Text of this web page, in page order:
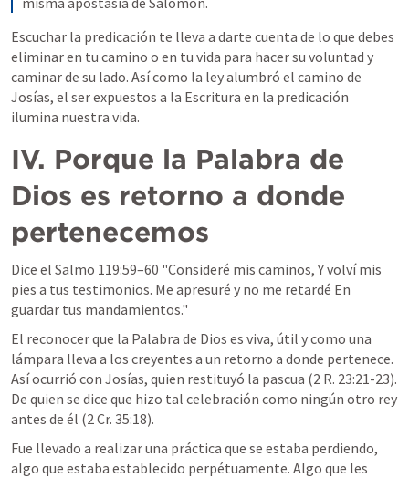
Escuchar la predicación te lleva a darte cuenta de lo que debes
eliminar en tu camino o en tu vida para hacer su voluntad y
caminar de su lado. Así como la ley alumbró el camino de
Josías, el ser expuestos a la Escritura en la predicación
ilumina nuestra vida.
IV. Porque la Palabra de
Dios es retorno a donde
pertenecemos
Dice el Salmo 119:59–60 "Consideré mis caminos, Y volví mis
pies a tus testimonios. Me apresuré y no me retardé En
guardar tus mandamientos."
El reconocer que la Palabra de Dios es viva, útil y como una
lámpara lleva a los creyentes a un retorno a donde pertenece.
Así ocurrió con Josías, quien restituyó la pascua (2 R. 23:21-23).
De quien se dice que hizo tal celebración como ningún otro rey
antes de él (2 Cr. 35:18).
Fue llevado a realizar una práctica que se estaba perdiendo,
algo que estaba establecido perpétuamente. Algo que les